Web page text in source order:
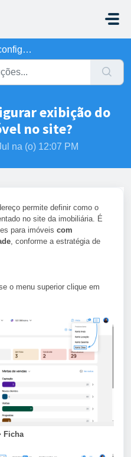
do imóvel no ...
exibição do
no site?
na (o) 12:07 PM
permite definir como o
no site da imobiliária. É
para imóveis com
, conforme a estratégia de
o menu superior clique em
Ficha